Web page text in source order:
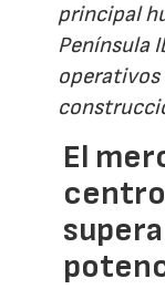
principal
Península
operativos
El